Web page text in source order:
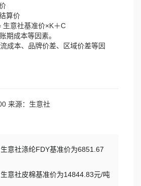
算价
生意社基准价×K＋C
期成本等因素。
成本、品牌价差、区域价差等因
来源：生意社
意社涤纶FDY基准价为6851.67
意社皮棉基准价为14844.83元/吨